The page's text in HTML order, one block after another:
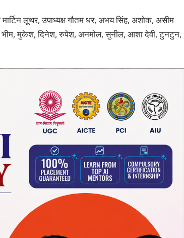
लूथर, उपाध्यक्ष गौतम धर, अभय सिंह, अशोक, असीम
मुकेश, दिनेश, रुपेश, अनमोल, सुनील, आशा देवी, टुनटुन,